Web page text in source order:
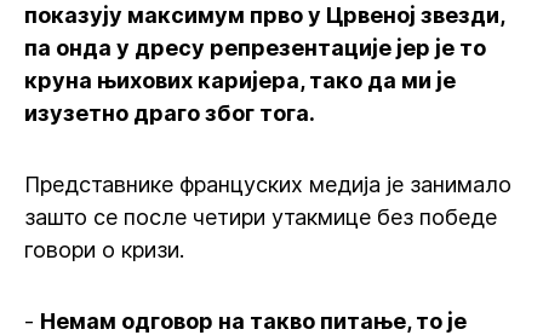
показују максимум прво у Црвеној звезди,
па онда у дресу репрезентације јер је то
круна њихових каријера, тако да ми је
изузетно драго због тога.
Представнике француских медија је занимало
зашто се после четири утакмице без победе
говори о кризи.
- Немам одговор на такво питање, то је